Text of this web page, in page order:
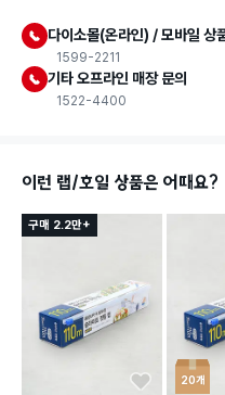
다이소몰(온라인) / 모바일 상
1599-2211
기타 오프라인 매장 문의
1522-4400
이런 랩/호일 상품은 어때요?
구매 2.2만+
20개